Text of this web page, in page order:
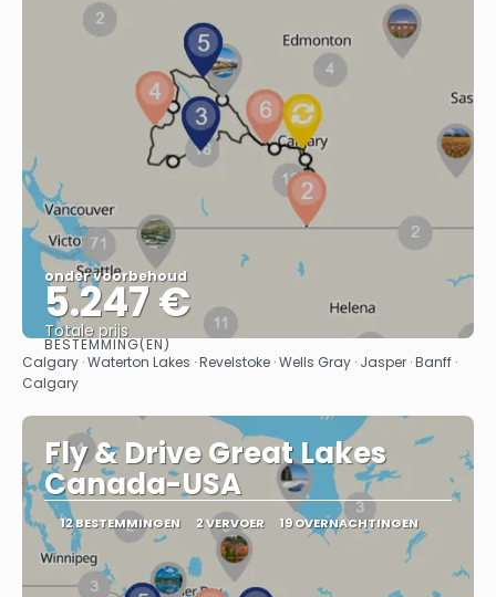
onder voorbehoud
5.247 €
Totale prijs
Bekijk
BESTEMMING(EN)
Calgary · Waterton Lakes · Revelstoke · Wells Gray · Jasper · Banff ·
Calgary
Fly & Drive Great Lakes
Canada-USA
12 BESTEMMINGEN 2 VERVOER 19 OVERNACHTINGEN